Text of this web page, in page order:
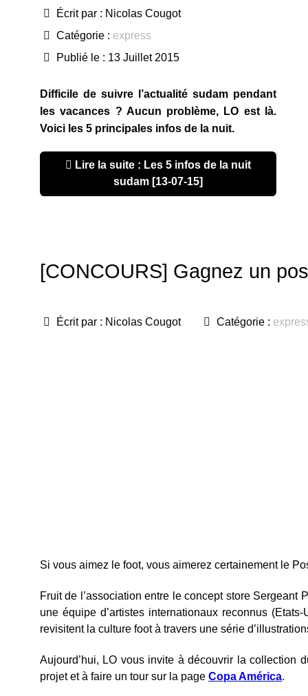
Écrit par : Nicolas Cougot
Catégorie : express
Publié le : 13 Juillet 2015
Difficile de suivre l’actualité sudam pendant
les vacances ? Aucun problème, LO est là.
Voici les 5 principales infos de la nuit.
Lire la suite : Les 5 infos de la nuit
sudam [13-07-15]
[CONCOURS] Gagnez un
Écrit par : Nicolas Cougot Catégorie :
Si vous aimez le foot, vous aimerez certainement le
Fruit de l’association entre le concept store Sergeant
une équipe d’artistes internationaux reconnus
revisitent la culture foot à travers une série
Aujourd’hui, LO vous invite à découvrir la collection
projet et à faire un tour sur la page Copa América.